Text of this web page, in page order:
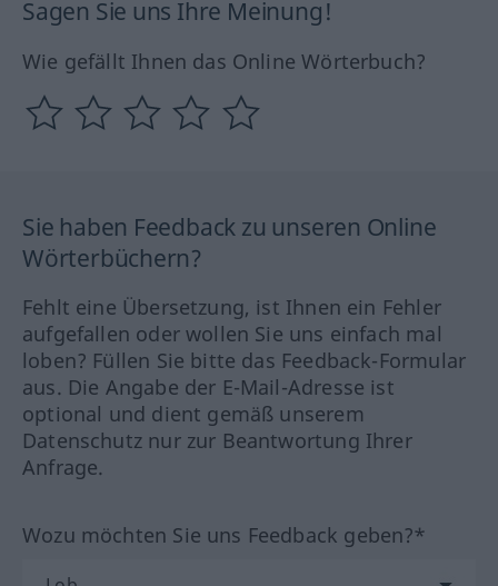
Sagen Sie uns Ihre Meinung!
Wie gefällt Ihnen das Online Wörterbuch?
Sie haben Feedback zu unseren Online
Wörterbüchern?
Fehlt eine Übersetzung, ist Ihnen ein Fehler
aufgefallen oder wollen Sie uns einfach mal
loben? Füllen Sie bitte das Feedback-Formular
aus. Die Angabe der E-Mail-Adresse ist
optional und dient gemäß unserem
Datenschutz nur zur Beantwortung Ihrer
Anfrage.
Wozu möchten Sie uns Feedback geben?*